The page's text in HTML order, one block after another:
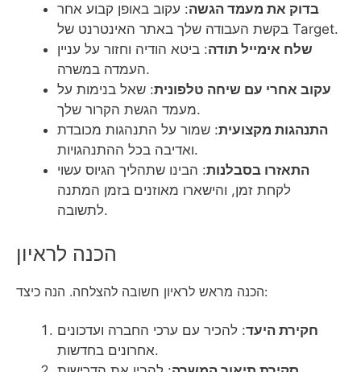
בדוק את מעמד הגשה: עקוב באופן קבוע אחר
בקשת העבודה שלך באתר האינטרנט של Target.
שלח אימייל תודה: ביטא הודיה וחזור על עניין
העמדה במשרה.
עקוב אחרי עם שיחה טלפונית: שאל בנימות על
מעמד הגשת הקרור שלך.
התנהגות מקצועית: שמור על התנהגות מכובדת
ואדיבה בכל ההתנהגויות.
התאזרו בסבלנות: הבינו שתהליך הגיוס עשוי
לקחת זמן, והישארו מאוזנים בזמן המתנה
לתשובה.
הכנה לראיון
הכנה מראש לראיון חשובה להצלחה. הנה כיצד:
חקירת היעד: להכיר עם ערכי החברה ועדכונים
אחרונים בחדשות.